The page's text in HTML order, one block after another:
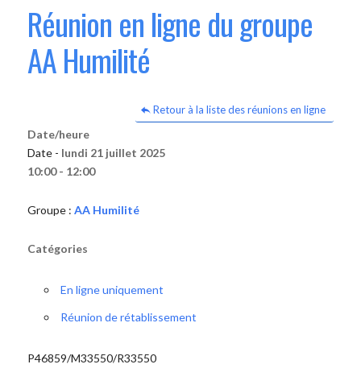
Réunion en ligne du groupe
AA Humilité
Retour à la liste des réunions en ligne
Date/heure
Date - lundi 21 juillet 2025
10:00 - 12:00
Groupe : AA Humilité
Catégories
En ligne uniquement
Réunion de rétablissement
P46859/M33550/R33550